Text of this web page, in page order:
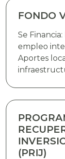
FONDO
Se
empleo
Aportes
vial en
(PRIJ)